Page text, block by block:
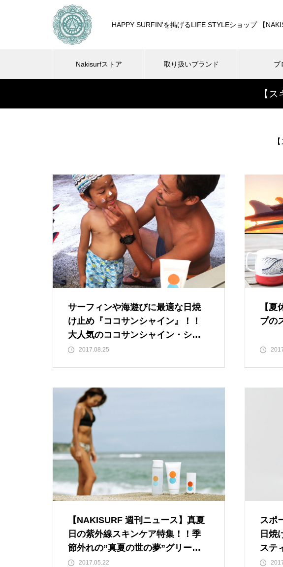
HAPPY SURFIN'を掲げるLIFE STYLEショップ 【
Nakisurfストア 取り扱いブランド ブ
【
サーフィンや海遊びに最適な日焼
け止め『ココサンシャイン』！！
大人気のココサンシャイン・シリ
ーズをご紹介します
2017.08.25
【
プの
【NAKISURF 週刊ニュース】真夏
日の紫外線スキンケア特集！！季
節外れの”真夏の世の夢”グリーン
ルームフェスティバルの模様
2017.05.22
スポ
日焼
ステ
場！